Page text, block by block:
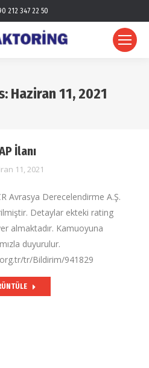
212 347 22 50
Haziran 11, 2021
İlanı
11, 2021
Avrasya Derecelendirme A.Ş.
Detaylar ekteki rating
almaktadır. Kamuoyuna
duyurulur.
tr/Bildirim/941829